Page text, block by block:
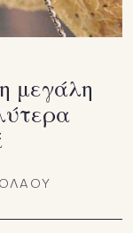
μεγάλη